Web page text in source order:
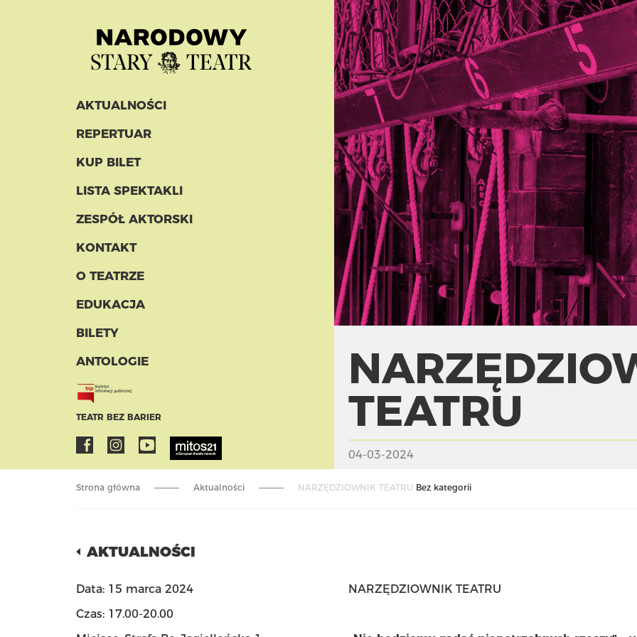
AKTUALNOŚCI
REPERTUAR
KUP BILET
LISTA SPEKTAKLI
ZESPÓŁ AKTORSKI
KONTAKT
O TEATRZE
EDUKACJA
BILETY
ANTOLOGIE
TEATR BEZ BARIER
TEATRU
04-03-2024
Strona główna Bez kategorii
Aktualności NARZĘDZIOWNIK TEATRU
AKTUALNOŚCI
Data: 15 marca 2024
Czas: 17.00-20.00
NARZĘDZIOWNIK TEATRU